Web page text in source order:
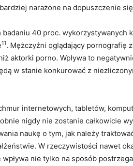
narażone na dopuszczenie
badaniu 40 proc. wykorzystywanych
11. Mężczyźni oglądający pornografię
aktorki porno. Wpływa to
w stanie konkurować z
internetowych, tabletów,
nigdy nie zostanie całkowicie
naukę o tym, jak należy
W rzeczywistości nawet
wpływa nie tylko na sposób